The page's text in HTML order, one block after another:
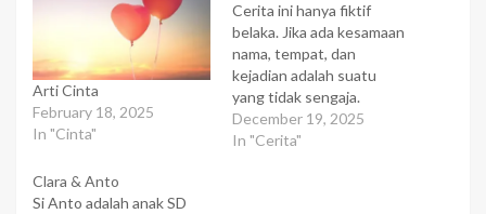
Arti Cinta
February 18, 2025
In "Cinta"
Cerita ini hanya fiktif
belaka. Jika ada kesamaan
nama, tempat, dan
kejadian adalah suatu
yang tidak sengaja.
Karena hidup adalah hal
fiktif yang menjadi nyata.
December 19, 2025
In "Cerita"
Clara & Anto
Si Anto adalah anak SD